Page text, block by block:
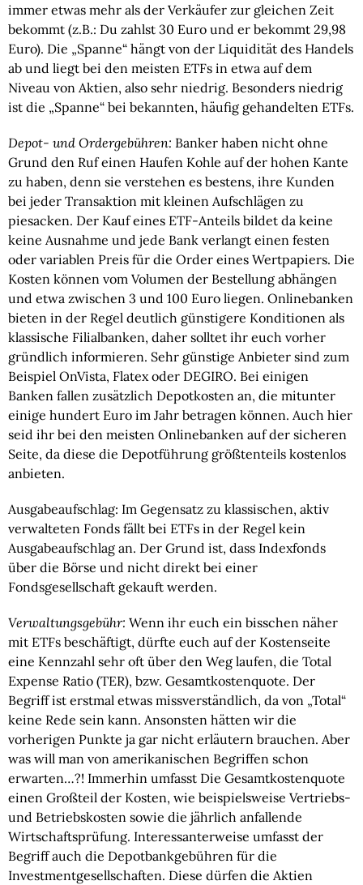
immer etwas mehr als der Verkäufer zur gleichen Zeit
bekommt (z.B.: Du zahlst 30 Euro und er bekommt 29,98
Euro). Die „Spanne“ hängt von der Liquidität des Handels
ab und liegt bei den meisten ETFs in etwa auf dem
Niveau von Aktien, also sehr niedrig. Besonders niedrig
ist die „Spanne“ bei bekannten, häufig gehandelten ETFs.
Depot- und Ordergebühren: Banker haben nicht ohne
Grund den Ruf einen Haufen Kohle auf der hohen Kante
zu haben, denn sie verstehen es bestens, ihre Kunden
bei jeder Transaktion mit kleinen Aufschlägen zu
piesacken. Der Kauf eines ETF-Anteils bildet da keine
keine Ausnahme und jede Bank verlangt einen festen
oder variablen Preis für die Order eines Wertpapiers. Die
Kosten können vom Volumen der Bestellung abhängen
und etwa zwischen 3 und 100 Euro liegen. Onlinebanken
bieten in der Regel deutlich günstigere Konditionen als
klassische Filialbanken, daher solltet ihr euch vorher
gründlich informieren. Sehr günstige Anbieter sind zum
Beispiel OnVista, Flatex oder DEGIRO. Bei einigen
Banken fallen zusätzlich Depotkosten an, die mitunter
einige hundert Euro im Jahr betragen können. Auch hier
seid ihr bei den meisten Onlinebanken auf der sicheren
Seite, da diese die Depotführung größtenteils kostenlos
anbieten.
Ausgabeaufschlag: Im Gegensatz zu klassischen, aktiv
verwalteten Fonds fällt bei ETFs in der Regel kein
Ausgabeaufschlag an. Der Grund ist, dass Indexfonds
über die Börse und nicht direkt bei einer
Fondsgesellschaft gekauft werden.
Verwaltungsgebühr: Wenn ihr euch ein bisschen näher
mit ETFs beschäftigt, dürfte euch auf der Kostenseite
eine Kennzahl sehr oft über den Weg laufen, die Total
Expense Ratio (TER), bzw. Gesamtkostenquote. Der
Begriff ist erstmal etwas missverständlich, da von „Total“
keine Rede sein kann. Ansonsten hätten wir die
vorherigen Punkte ja gar nicht erläutern brauchen. Aber
was will man von amerikanischen Begriffen schon
erwarten…?! Immerhin umfasst Die Gesamtkostenquote
einen Großteil der Kosten, wie beispielsweise Vertriebs-
und Betriebskosten sowie die jährlich anfallende
Wirtschaftsprüfung. Interessanterweise umfasst der
Begriff auch die Depotbankgebühren für die
Investmentgesellschaften. Diese dürfen die Aktien